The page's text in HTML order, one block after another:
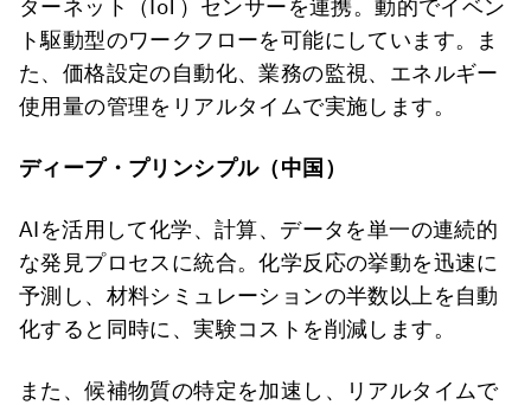
ターネット（IoT）センサーを連携。動的でイベン
ト駆動型のワークフローを可能にしています。ま
た、価格設定の自動化、業務の監視、エネルギー
使用量の管理をリアルタイムで実施します。
ディープ・プリンシプル（中国）
AIを活用して化学、計算、データを単一の連続的
な発見プロセスに統合。化学反応の挙動を迅速に
予測し、材料シミュレーションの半数以上を自動
化すると同時に、実験コストを削減します。
また、候補物質の特定を加速し、リアルタイムで